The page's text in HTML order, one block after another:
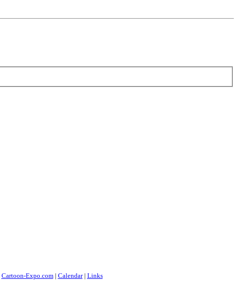
Cartoon-Expo.com| Calendar| Links